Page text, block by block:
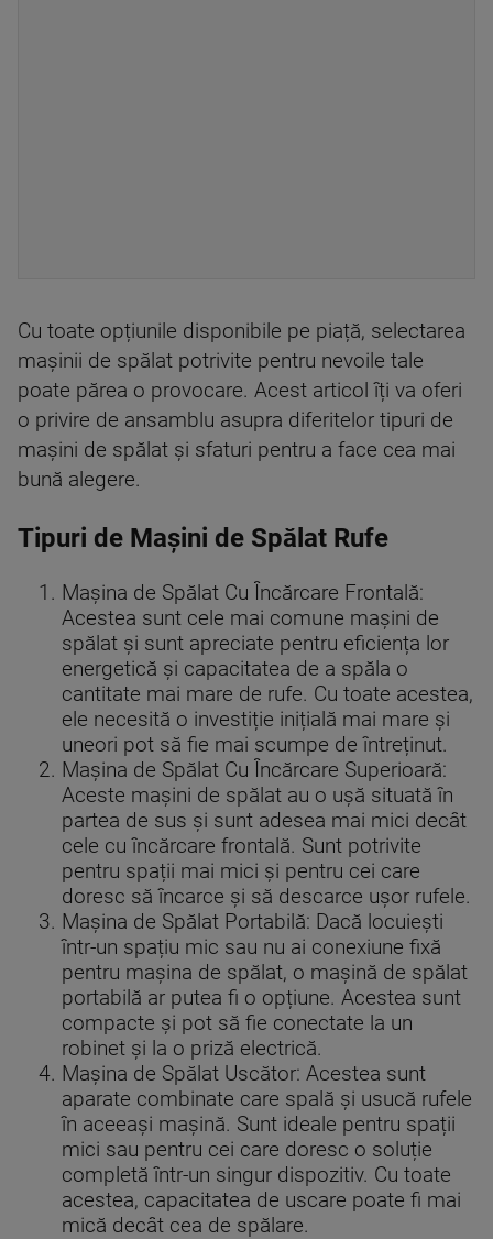
Cu toate opțiunile disponibile pe piață, selectarea
mașinii de spălat potrivite pentru nevoile tale
poate părea o provocare. Acest articol îți va oferi
o privire de ansamblu asupra diferitelor tipuri de
mașini de spălat și sfaturi pentru a face cea mai
bună alegere.
Tipuri de Mașini de Spălat Rufe
Mașina de Spălat Cu Încărcare Frontală:
Acestea sunt cele mai comune mașini de
spălat și sunt apreciate pentru eficiența lor
energetică și capacitatea de a spăla o
cantitate mai mare de rufe. Cu toate acestea,
ele necesită o investiție inițială mai mare și
uneori pot să fie mai scumpe de întreținut.
Mașina de Spălat Cu Încărcare Superioară:
Aceste mașini de spălat au o ușă situată în
partea de sus și sunt adesea mai mici decât
cele cu încărcare frontală. Sunt potrivite
pentru spații mai mici și pentru cei care
doresc să încarce și să descarce ușor rufele.
Mașina de Spălat Portabilă: Dacă locuiești
într-un spațiu mic sau nu ai conexiune fixă
pentru mașina de spălat, o mașină de spălat
portabilă ar putea fi o opțiune. Acestea sunt
compacte și pot să fie conectate la un
robinet și la o priză electrică.
Mașina de Spălat Uscător: Acestea sunt
aparate combinate care spală și usucă rufele
în aceeași mașină. Sunt ideale pentru spații
mici sau pentru cei care doresc o soluție
completă într-un singur dispozitiv. Cu toate
acestea, capacitatea de uscare poate fi mai
mică decât cea de spălare.